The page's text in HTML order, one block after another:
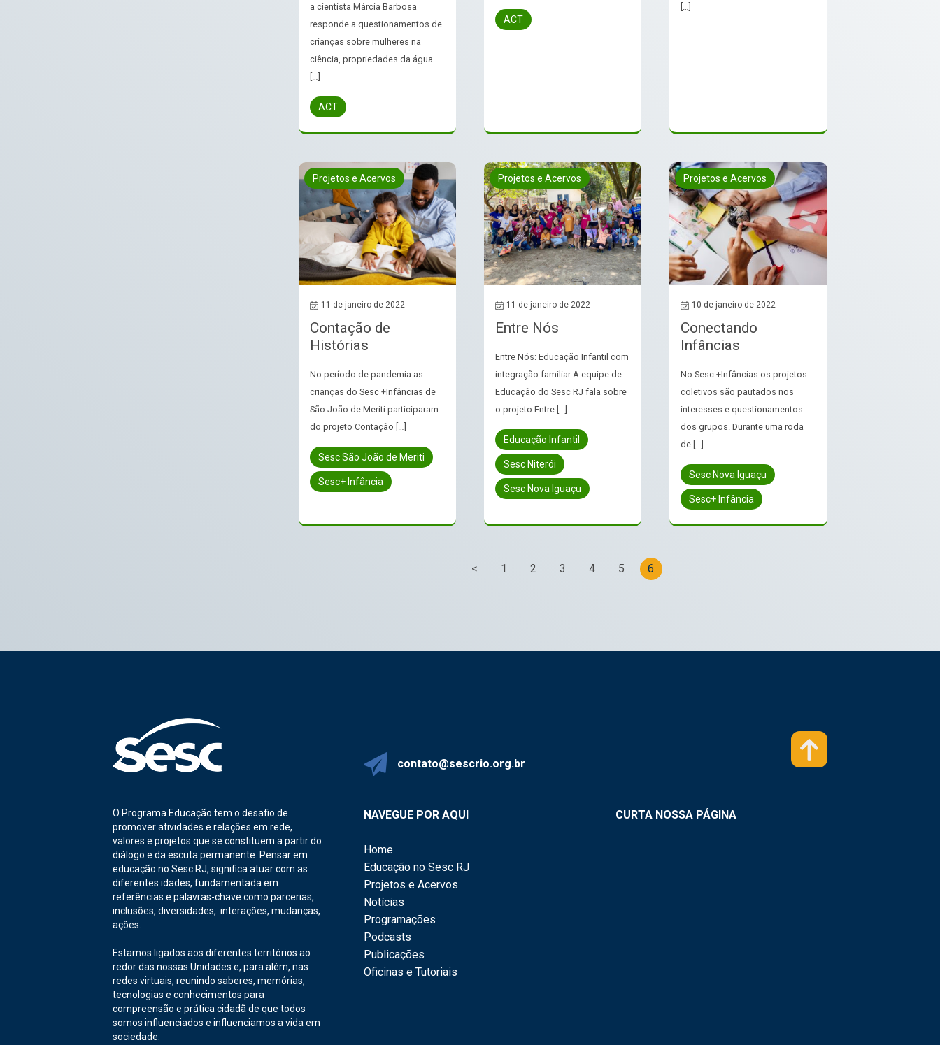
a cientista Márcia Barbosa
responde a questionamentos de
crianças sobre mulheres na
ciência, propriedades da água
[…]
ACT
ACT
[…]
Projetos e Acervos
11 de janeiro de 2022
Contação de
Histórias
No período de pandemia as
crianças do Sesc +Infâncias de
São João de Meriti participaram
do projeto Contação […]
Sesc São João de Meriti
Sesc+ Infância
Projetos e Acervos
11 de janeiro de 2022
Entre Nós
Entre Nós: Educação Infantil com
integração familiar A equipe de
Educação do Sesc RJ fala sobre
o projeto Entre […]
Educação Infantil
Sesc Niterói
Sesc Nova Iguaçu
Projetos e Acervos
10 de janeiro de 2022
Conectando
Infâncias
No Sesc +Infâncias os projetos
coletivos são pautados nos
interesses e questionamentos
dos grupos. Durante uma roda
de […]
Sesc Nova Iguaçu
Sesc+ Infância
< 1 2 3 4 5 6
contato@sescrio.org.br
O Programa Educação tem o desafio de
promover atividades e relações em rede,
valores e projetos que se constituem a partir do
diálogo e da escuta permanente. Pensar em
educação no Sesc RJ, significa atuar com as
diferentes idades, fundamentada em
referências e palavras-chave como parcerias,
inclusões, diversidades, interações, mudanças,
ações.
Estamos ligados aos diferentes territórios ao
redor das nossas Unidades e, para além, nas
redes virtuais, reunindo saberes, memórias,
tecnologias e conhecimentos para
compreensão e prática cidadã de que todos
somos influenciados e influenciamos a vida em
sociedade.
NAVEGUE POR AQUI
Home
Educação no Sesc RJ
Projetos e Acervos
Notícias
Programações
Podcasts
Publicações
Oficinas e Tutoriais
CURTA NOSSA PÁGINA